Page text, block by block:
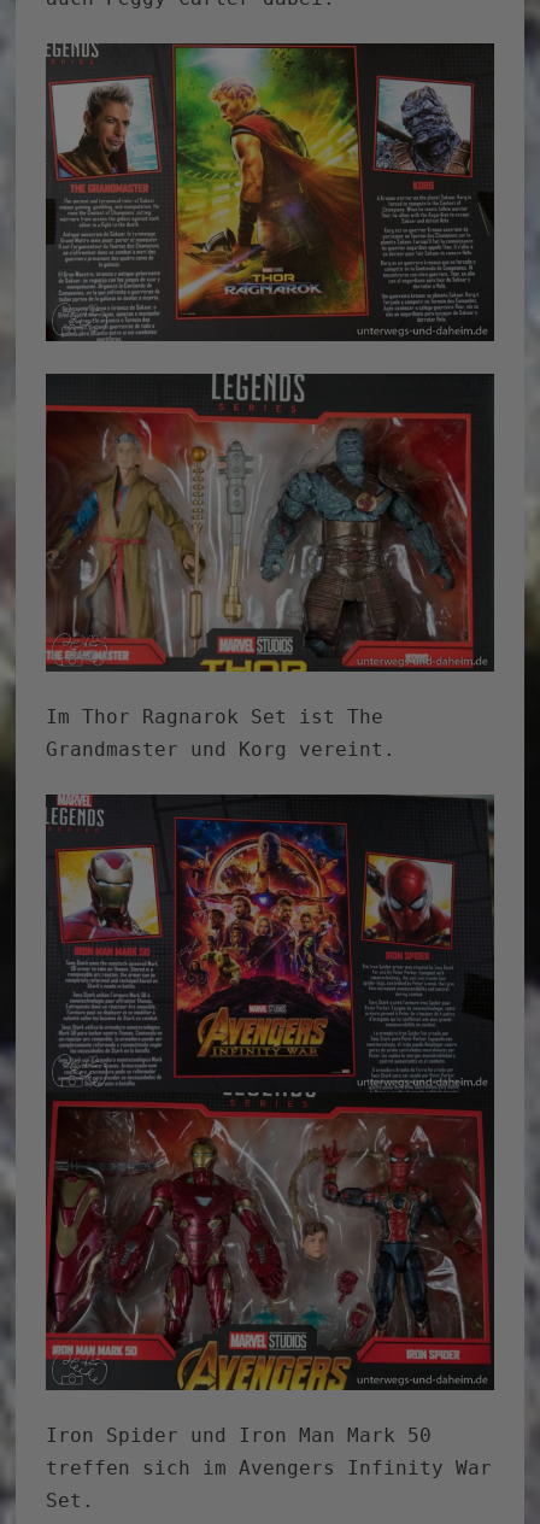
Im Thor Ragnarok Set ist The
Grandmaster und Korg vereint.
Iron Spider und Iron Man Mark 50
treffen sich im Avengers Infinity War
Set.